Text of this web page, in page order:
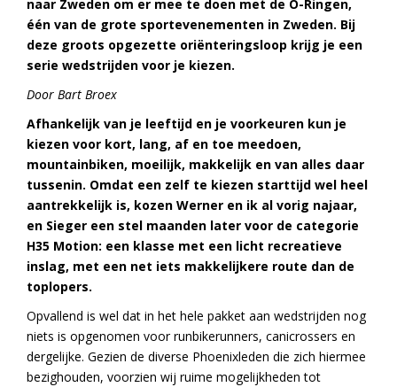
naar Zweden om er mee te doen met de O-Ringen,
één van de grote sportevenementen in Zweden. Bij
deze groots opgezette oriënteringsloop krijg je een
serie wedstrijden voor je kiezen.
Door Bart Broex
Afhankelijk van je leeftijd en je voorkeuren kun je
kiezen voor kort, lang, af en toe meedoen,
mountainbiken, moeilijk, makkelijk en van alles daar
tussenin. Omdat een zelf te kiezen starttijd wel heel
aantrekkelijk is, kozen Werner en ik al vorig najaar,
en Sieger een stel maanden later voor de categorie
H35 Motion: een klasse met een licht recreatieve
inslag, met een net iets makkelijkere route dan de
toplopers.
Opvallend is wel dat in het hele pakket aan wedstrijden nog
niets is opgenomen voor runbikerunners, canicrossers en
dergelijke. Gezien de diverse Phoenixleden die zich hiermee
bezighouden, voorzien wij ruime mogelijkheden tot